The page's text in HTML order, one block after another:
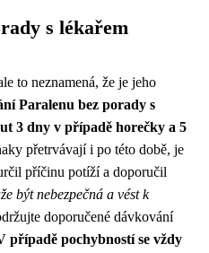
s lékařem
to neznamená, že je jeho
Paralenu bez porady s
3 dny v případě horečky a 5
přetrvávají i po této době, je
příčinu potíží a doporučil
být nebezpečná a vést k
doporučené dávkování
případě pochybností se vždy